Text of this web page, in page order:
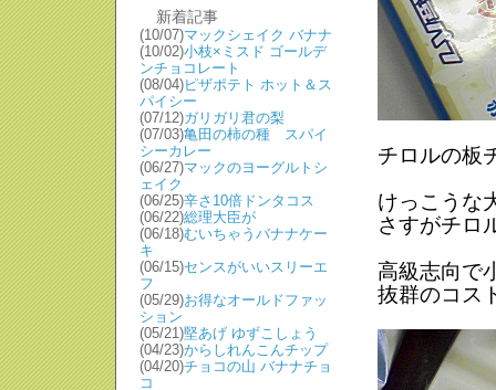
新着記事
(10/07)マックシェイク バナナ
(10/02)小枝×ミスド ゴールデ
ンチョコレート
(08/04)ピザポテト ホット＆ス
パイシー
(07/12)ガリガリ君の梨
(07/03)亀田の柿の種 スパイ
シーカレー
(06/27)マックのヨーグルトシ
ェイク
(06/25)辛さ10倍ドンタコス
(06/22)総理大臣が
(06/18)むいちゃうバナナケー
キ
(06/15)センスがいいスリーエ
フ
(05/29)お得なオールドファッ
ション
(05/21)堅あげ ゆずこしょう
(04/23)からしれんこんチップ
(04/20)チョコの山 バナナチョ
コ
チロルの板
けっこうな
さすがチロ
高級志向で
抜群のコス